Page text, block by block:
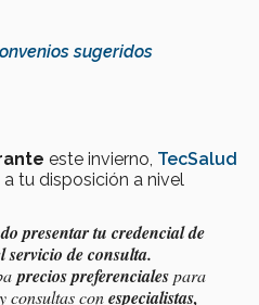
sugeridos
este invierno, TecSalud
a tu disposición a nivel
presentar tu credencial de
de consulta.
precios preferencialespara
y consultas conespecialistas,